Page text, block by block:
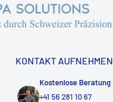
KONTAKT AUFNEHMEN
Kostenlose Beratung
+41 56 281 10 67